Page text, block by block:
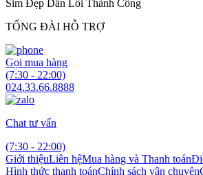
Sim Đẹp Dẫn Lối Thành Công
TỔNG ĐÀI HỖ TRỢ
Gọi mua hàng
(7:30 - 22:00)
024.33.66.8888
Chat tư vấn
(7:30 - 22:00)
Giới thiệuLiên hệMua hàng và Thanh toán
Hình thức thanh toánChính sách vận chuyện